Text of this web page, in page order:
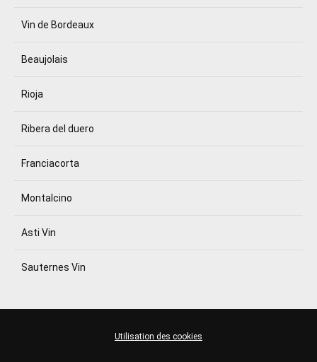
Vin de Bordeaux
Beaujolais
Rioja
Ribera del duero
Franciacorta
Montalcino
Asti Vin
Sauternes Vin
Utilisation des cookies